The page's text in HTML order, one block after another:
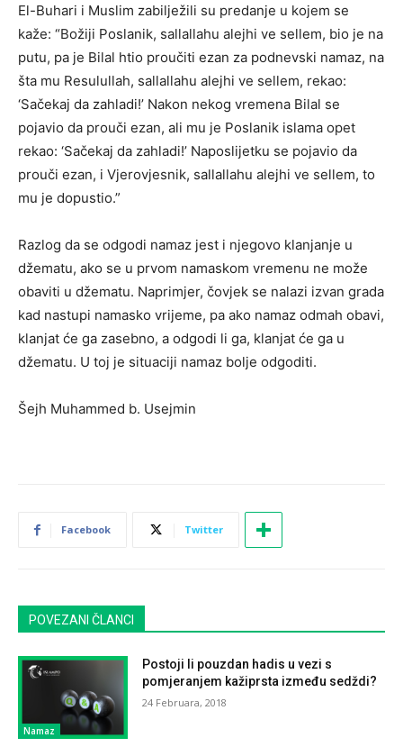
El-Buhari i Muslim zabilježili su predanje u kojem se
kaže: “Božiji Poslanik, sallallahu alejhi ve sellem, bio je na
putu, pa je Bilal htio proučiti ezan za podnevski namaz, na
šta mu Resulullah, sallallahu alejhi ve sellem, rekao:
‘Sačekaj da zahladi!’ Nakon nekog vremena Bilal se
pojavio da prouči ezan, ali mu je Poslanik islama opet
rekao: ‘Sačekaj da zahladi!’ Naposlijetku se pojavio da
prouči ezan, i Vjerovjesnik, sallallahu alejhi ve sellem, to
mu je dopustio.”
Razlog da se odgodi namaz jest i njegovo klanjanje u
džematu, ako se u prvom namaskom vremenu ne može
obaviti u džematu. Naprimjer, čovjek se nalazi izvan grada
kad nastupi namasko vrijeme, pa ako namaz odmah obavi,
klanjat će ga zasebno, a odgodi li ga, klanjat će ga u
džematu. U toj je situaciji namaz bolje odgoditi.
Šejh Muhammed b. Usejmin
Facebook Twitter
POVEZANI ČLANCI
Namaz
Postoji li pouzdan hadis u vezi s
pomjeranjem kažiprsta između sedždi?
24 Februara, 2018